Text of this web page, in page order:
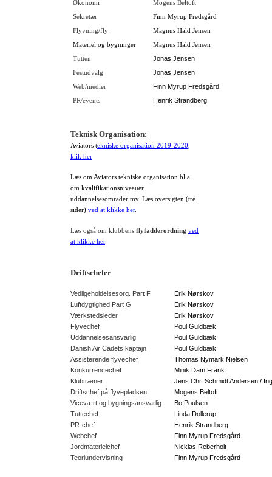
Økonomi Mogens Beltoft
Sekretær Finn Myrup Fredsgård
Flyvning/fly Magnus Hald Jensen
Materiel og bygninger Magnus Hald Jensen
Tutten Jonas Jensen
Festudvalg Jonas Jensen
Web/medier Finn Myrup Fredsgård
PR/events Henrik Strandberg
Teknisk Organisation:
Aviators tekniske organisation 2019-2020,
klik her
Læs om Aviators tekniske organisation bl.a.
om kvalifikationsniveauer,
uddannelsesområder mv. Læs oversigten (tre
sider) ved at klikke her.
Læs også om klubbens flyfadderordning ved
at klikke her.
Driftschefer
Vedligeholdelsesorg. Part F
Erik Nørskov
Luftdygtighed Part G
Erik Nørskov
Værkstedsleder
Erik Nørskov
Flyvechef
Poul Guldbæk
Uddannelsesansvarlig
Poul Guldbæk
Danish Air Cadets kaptajn
Poul Guldbæk
Assisterende flyvechef
Thomas Nymark Nielsen
Konkurrencechef
Minik Dam Frank
Klubtræner
Jens Chr. Schmidt Andersen /
Driftschef på flyvepladsen
Mogens Beltoft
Vicevært og bygningsansvarlig
Bo Poulsen
Tuttechef
Linda Dollerup
PR-chef
Henrik Strandberg
Webchef
Finn Myrup Fredsgård
Jordmaterielchef
Nicklas Reberholt
Teoriundervisning
Finn Myrup Fredsgård